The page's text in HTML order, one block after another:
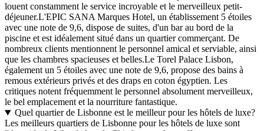
louent constamment le service incroyable et le merveilleux petit-
déjeuner.L'EPIC SANA Marques Hotel, un établissement 5 étoiles
avec une note de 9,6, dispose de suites, d'un bar au bord de la
piscine et est idéalement situé dans un quartier commerçant. De
nombreux clients mentionnent le personnel amical et serviable, ainsi
que les chambres spacieuses et belles.Le Torel Palace Lisbon,
également un 5 étoiles avec une note de 9,6, propose des bains à
remous extérieurs privés et des draps en coton égyptien. Les
critiques notent fréquemment le personnel absolument merveilleux,
le bel emplacement et la nourriture fantastique.
Quel quartier de Lisbonne est le meilleur pour les hôtels de luxe?
Les meilleurs quartiers de Lisbonne pour les hôtels de luxe sont